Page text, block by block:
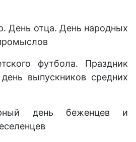
День отца. День народных
футбола. Праздник
выпускников средних
день беженцев и